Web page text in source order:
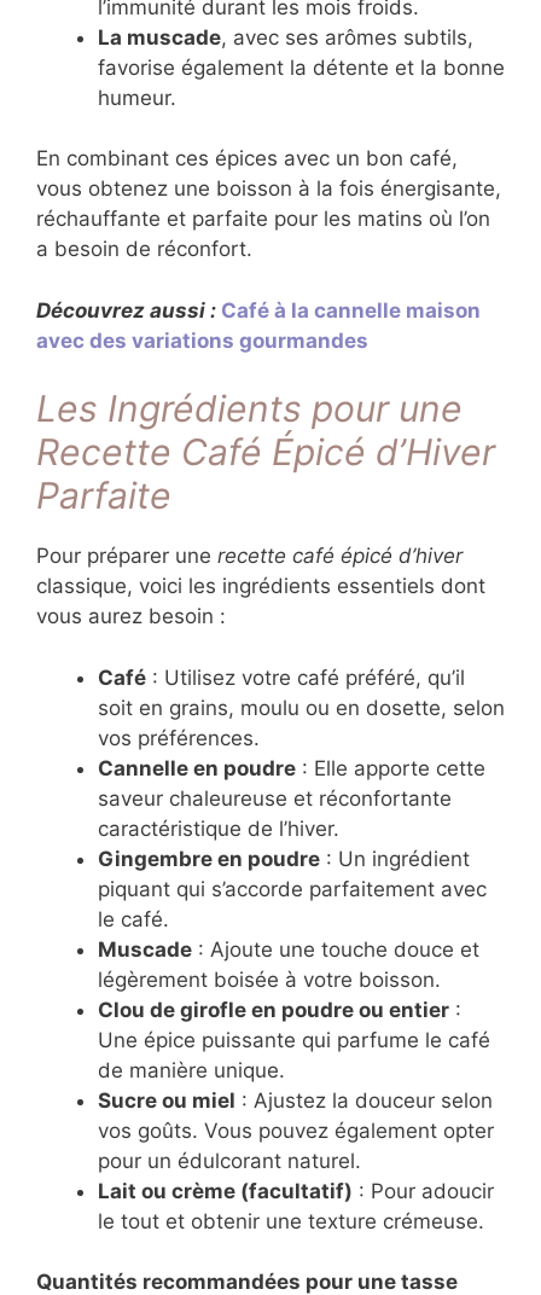
l’immunité durant les mois froids.
La muscade, avec ses arômes subtils,
favorise également la détente et la bonne
humeur.
En combinant ces épices avec un bon café,
vous obtenez une boisson à la fois énergisante,
réchauffante et parfaite pour les matins où l’on
a besoin de réconfort.
Découvrez aussi : Café à la cannelle maison
avec des variations gourmandes
Les Ingrédients pour une
Recette Café Épicé d’Hiver
Parfaite
Pour préparer une recette café épicé d’hiver
classique, voici les ingrédients essentiels dont
vous aurez besoin :
Café : Utilisez votre café préféré, qu’il
soit en grains, moulu ou en dosette, selon
vos préférences.
Cannelle en poudre : Elle apporte cette
saveur chaleureuse et réconfortante
caractéristique de l’hiver.
Gingembre en poudre : Un ingrédient
piquant qui s’accorde parfaitement avec
le café.
Muscade : Ajoute une touche douce et
légèrement boisée à votre boisson.
Clou de girofle en poudre ou entier :
Une épice puissante qui parfume le café
de manière unique.
Sucre ou miel : Ajustez la douceur selon
vos goûts. Vous pouvez également opter
pour un édulcorant naturel.
Lait ou crème (facultatif) : Pour adoucir
le tout et obtenir une texture crémeuse.
Quantités recommandées pour une tasse